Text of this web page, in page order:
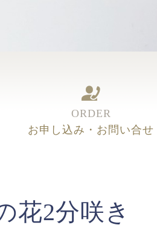
ORDER
お申し込み・お問い合せ
花2分咲き